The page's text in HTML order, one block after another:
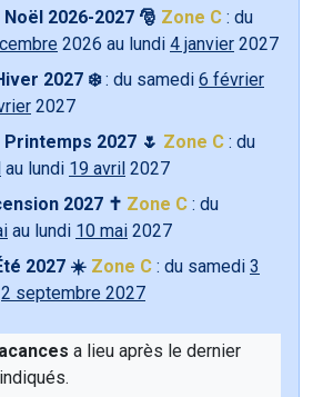
2026-2027 🎅 Zone C : du
2026 au lundi 4 janvier 2027
2027 ❄️: du samedi 6 février
2027
2027 🌷 Zone C : du
au lundi 19 avril 2027
2027 ✝️ Zone C : du
au lundi 10 mai 2027
2027 ☀️ Zone C : du samedi 3
2 septembre 2027
a lieu après le dernier